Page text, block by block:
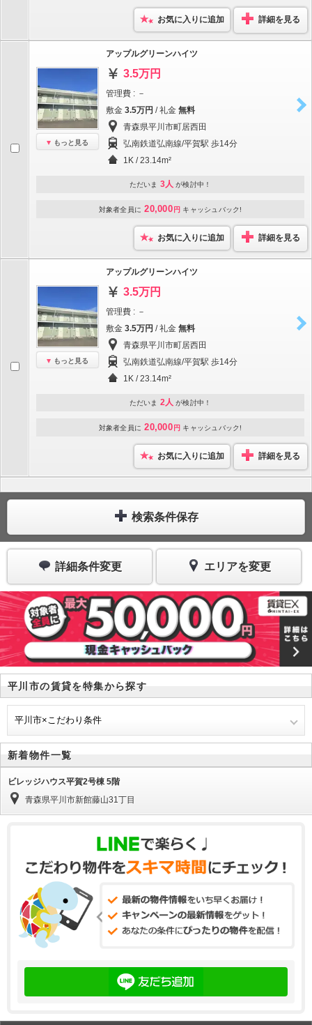
お気に入りに追加 詳細を見る
もっと見る
アップルグリーンハイツ
3.5万円
管理費 : －
敷金 3.5万円 / 礼金 無料
青森県平川市町居西田
弘南鉄道弘南線/平賀駅 歩14分
1K / 23.14m²
ただいま 3人 が検討中！
対象者全員に 20,000 円 キャッシュバック!
お気に入りに追加 詳細を見る
もっと見る
アップルグリーンハイツ
3.5万円
管理費 : －
敷金 3.5万円 / 礼金 無料
青森県平川市町居西田
弘南鉄道弘南線/平賀駅 歩14分
1K / 23.14m²
ただいま 2人 が検討中！
対象者全員に 20,000 円 キャッシュバック!
お気に入りに追加 詳細を見る
検索条件保存
詳細条件変更 エリアを変更
平川市の賃貸を特集から探す
平川市×こだわり条件
新着物件一覧
ビレッジハウス平賀2号棟 5階
青森県平川市新館藤山31丁目